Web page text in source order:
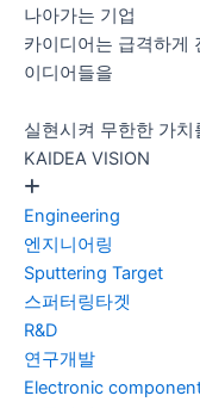
나아가는 기업
카이디어는 급격하게
이디어들을
실현시켜 무한한 가
KAIDEA VISION
Engineering
엔지니어링
Sputtering Target
스퍼터링타겟
R&D
연구개발
Electronic